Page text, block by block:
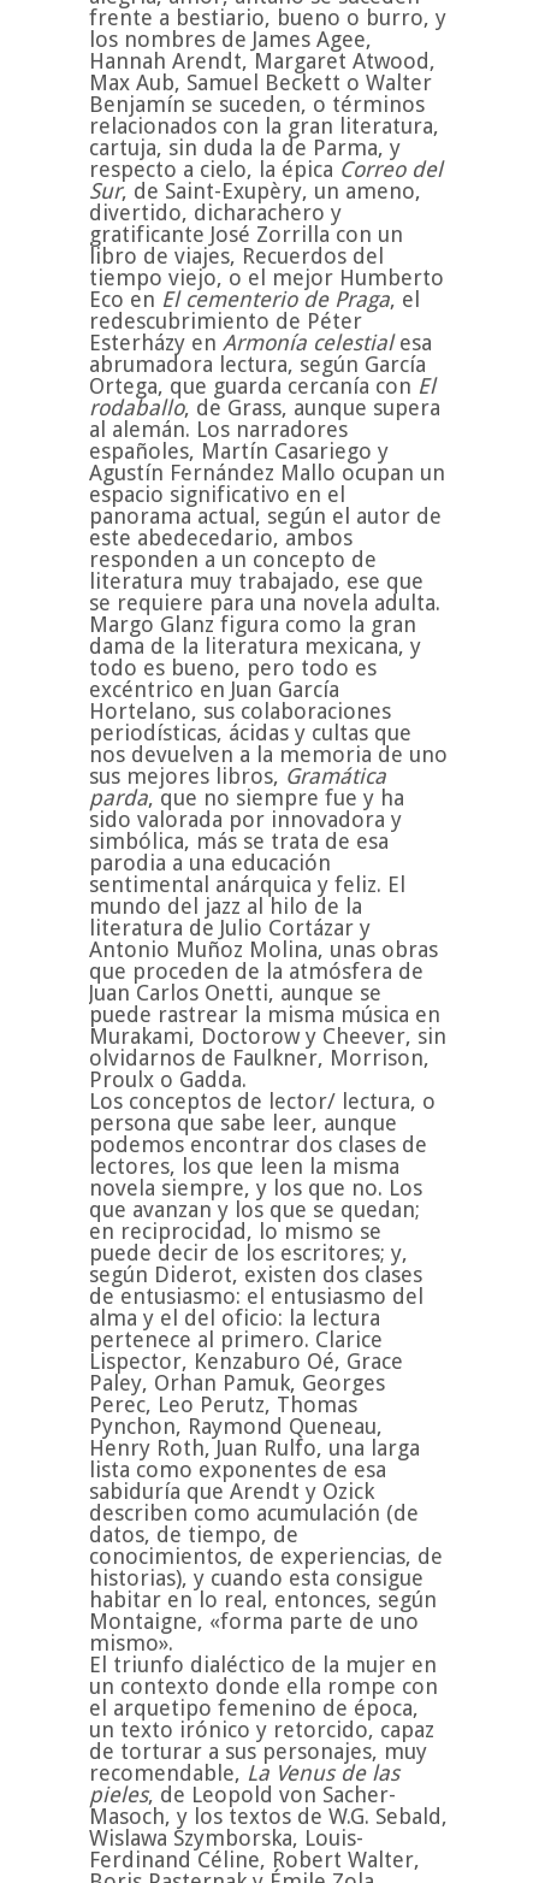
frente a bestiario, bueno o burro, y
los nombres de James Agee,
Hannah Arendt, Margaret Atwood,
Max Aub, Samuel Beckett o Walter
Benjamín se suceden, o términos
relacionados con la gran literatura,
cartuja, sin duda la de Parma, y
respecto a cielo, la épica Correo del
Sur, de Saint-Exupèry, un ameno,
divertido, dicharachero y
gratificante José Zorrilla con un
libro de viajes, Recuerdos del
tiempo viejo, o el mejor Humberto
Eco en El cementerio de Praga, el
redescubrimiento de Péter
Esterházy en Armonía celestialesa
abrumadora lectura, según García
Ortega, que guarda cercanía con El
rodaballo, de Grass, aunque supera
al alemán. Los narradores
españoles, Martín Casariego y
Agustín Fernández Mallo ocupan un
espacio significativo en el
panorama actual, según el autor de
este abedecedario, ambos
responden a un concepto de
literatura muy trabajado, ese que
se requiere para una novela adulta.
Margo Glanz figura como la gran
dama de la literatura mexicana, y
todo es bueno, pero todo es
excéntrico en Juan García
Hortelano, sus colaboraciones
periodísticas, ácidas y cultas que
nos devuelven a la memoria de uno
sus mejores libros, Gramática
parda, que no siempre fue y ha
sido valorada por innovadora y
simbólica, más se trata de esa
parodia a una educación
sentimental anárquica y feliz. El
mundo del jazz al hilo de la
literatura de Julio Cortázar y
Antonio Muñoz Molina, unas obras
que proceden de la atmósfera de
Juan Carlos Onetti, aunque se
puede rastrear la misma música en
Murakami, Doctorow y Cheever, sin
olvidarnos de Faulkner, Morrison,
Proulx o Gadda.
Los conceptos de lector/ lectura, o
persona que sabe leer, aunque
podemos encontrar dos clases de
lectores, los que leen la misma
novela siempre, y los que no. Los
que avanzan y los que se quedan;
en reciprocidad, lo mismo se
puede decir de los escritores; y,
según Diderot, existen dos clases
de entusiasmo: el entusiasmo del
alma y el del oficio: la lectura
pertenece al primero. Clarice
Lispector, Kenzaburo Oé, Grace
Paley, Orhan Pamuk, Georges
Perec, Leo Perutz, Thomas
Pynchon, Raymond Queneau,
Henry Roth, Juan Rulfo, una larga
lista como exponentes de esa
sabiduría que Arendt y Ozick
describen como acumulación (de
datos, de tiempo, de
conocimientos, de experiencias, de
historias), y cuando esta consigue
habitar en lo real, entonces, según
Montaigne, «forma parte de uno
mismo».
El triunfo dialéctico de la mujer en
un contexto donde ella rompe con
el arquetipo femenino de época,
un texto irónico y retorcido, capaz
de torturar a sus personajes, muy
recomendable, La Venus de las
pieles, de Leopold von Sacher-
Masoch, y los textos de W.G. Sebald,
Wislawa Szymborska, Louis-
Ferdinand Céline, Robert Walter,